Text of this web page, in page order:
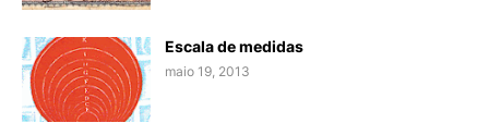
Escala de medidas
maio 19, 2013